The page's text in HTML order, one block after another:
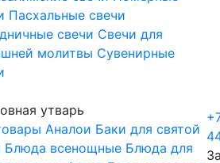
Пасхальные свечи
свечи Свечи для
молитвы Сувенирные
утварь
Аналои Баки для святой
Блюда всенощные Блюда для